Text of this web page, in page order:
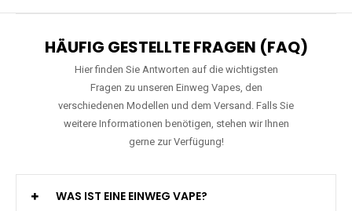
HÄUFIG GESTELLTE FRAGEN (FAQ)
Hier finden Sie Antworten auf die wichtigsten
Fragen zu unseren Einweg Vapes, den
verschiedenen Modellen und dem Versand. Falls Sie
weitere Informationen benötigen, stehen wir Ihnen
gerne zur Verfügung!
WAS IST EINE EINWEG VAPE?